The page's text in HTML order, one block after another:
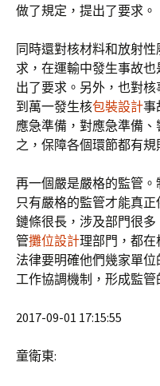
做了規定，提出了要求。
同時還對核材料和放射
求，在運輸中發生事故
出了要求。另外，也對
到萬一發生核包裝設計事
應急準備，對應急準備
之，保障各個環節都有規
再一個嚴是嚴格的監管。
只有嚴格的監管才能真
鏈條很長，涉及部門很
管攤位設計理部門，都在
法律要明確他們幾家單
工作協調機制，形成監管
2017-09-01 17:15:55
童衛東: